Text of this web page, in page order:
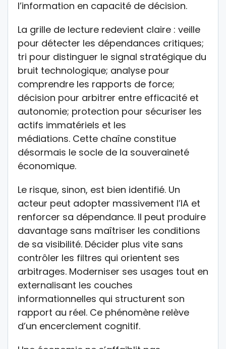
l’information en capacité de décision.
La grille de lecture redevient claire : veille
pour détecter les dépendances critiques;
tri pour distinguer le signal stratégique du
bruit technologique; analyse pour
comprendre les rapports de force;
décision pour arbitrer entre efficacité et
autonomie; protection pour sécuriser les
actifs immatériels et les
médiations. Cette chaîne constitue
désormais le socle de la souveraineté
économique.
Le risque, sinon, est bien identifié. Un
acteur peut adopter massivement l’IA et
renforcer sa dépendance. Il peut produire
davantage sans maîtriser les conditions
de sa visibilité. Décider plus vite sans
contrôler les filtres qui orientent ses
arbitrages. Moderniser ses usages tout en
externalisant les couches
informationnelles qui structurent son
rapport au réel. Ce phénomène relève
d’un encerclement cognitif.